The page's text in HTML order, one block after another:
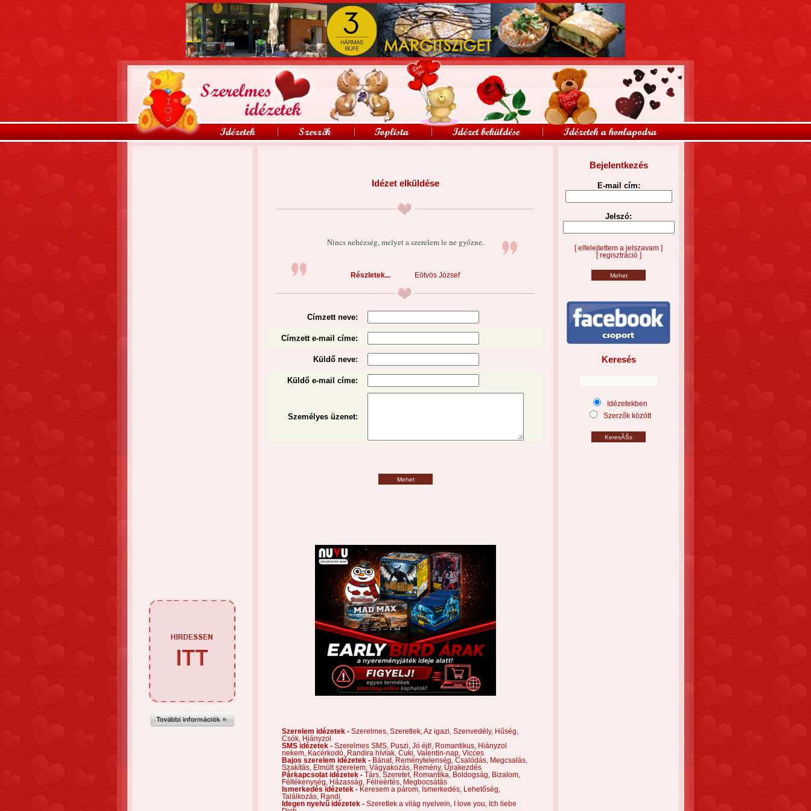
Idézet elküldése
Nincs nehézség, melyet a szerelem le ne győzne.
Részletek... Eötvös József
Címzett neve:
Címzett e-mail címe:
Küldő neve:
Küldő e-mail címe:
Személyes üzenet:
Mehet
Szerelem idézetek - Szerelmes, Szeretlek, Az igazi, Szenvedély, Hűség,
Csók,
Hiányzol
SMS idézetek - Szerelmes SMS, Puszi, Jó éjt!, Romantikus,
Hiányzol
nekem,
Kacérkodó, Randira hívlak, Cuki, Valentin-nap, Vicces
Bajos szerelem idézetek - Bánat, Reménytelenség, Csalódás,
Megcsalás,
Szakítás,
Elmúlt szerelem, Vágyakozás, Remény, Újrakezdés
Párkapcsolat idézetek - Társ, Szeretet, Romantika, Boldogság,
Bizalom,
Féltékenység,
Házasság, Félreértés,
Megbocsátás
Ismerkedés idézetek - Keresem a párom, Ismerkedés,
Lehetőség,
Találkozás,
Randi
Idegen nyelvű idézetek - Szeretlek a világ nyelvein, I love you,
Ich liebe
Bejelentkezés
E-mail cím:
Jelszó:
[ elfelejtettem a jelszavam ]
[ regisztráció ]
Keresés
Idézetekben
Szerzők között